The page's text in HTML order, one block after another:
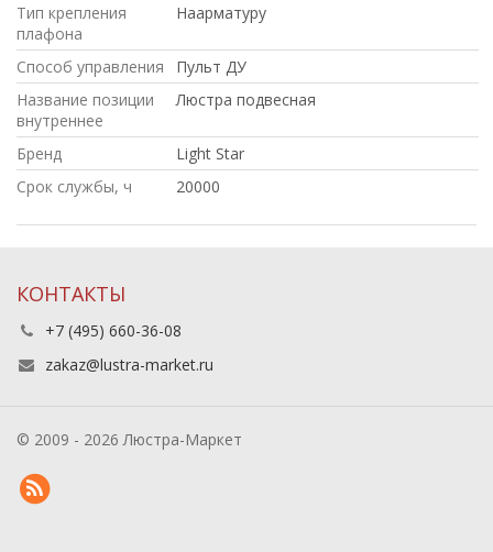
Тип крепления
плафона
Наарматуру
Способ управления
Пульт ДУ
Название позиции
внутреннее
Люстра подвесная
Бренд
Light Star
Срок службы, ч
20000
КОНТАКТЫ
+7 (495) 660-36-08
zakaz@lustra-market.ru
© 2009 - 2026 Люстра-Маркет